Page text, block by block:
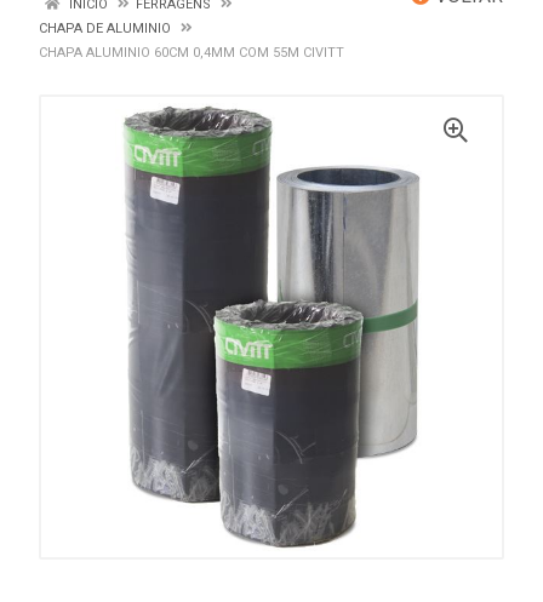
INÍCIO
FERRAGENS
CHAPA DE ALUMINIO
CHAPA ALUMINIO 60CM 0,4MM COM 55M CIVITT